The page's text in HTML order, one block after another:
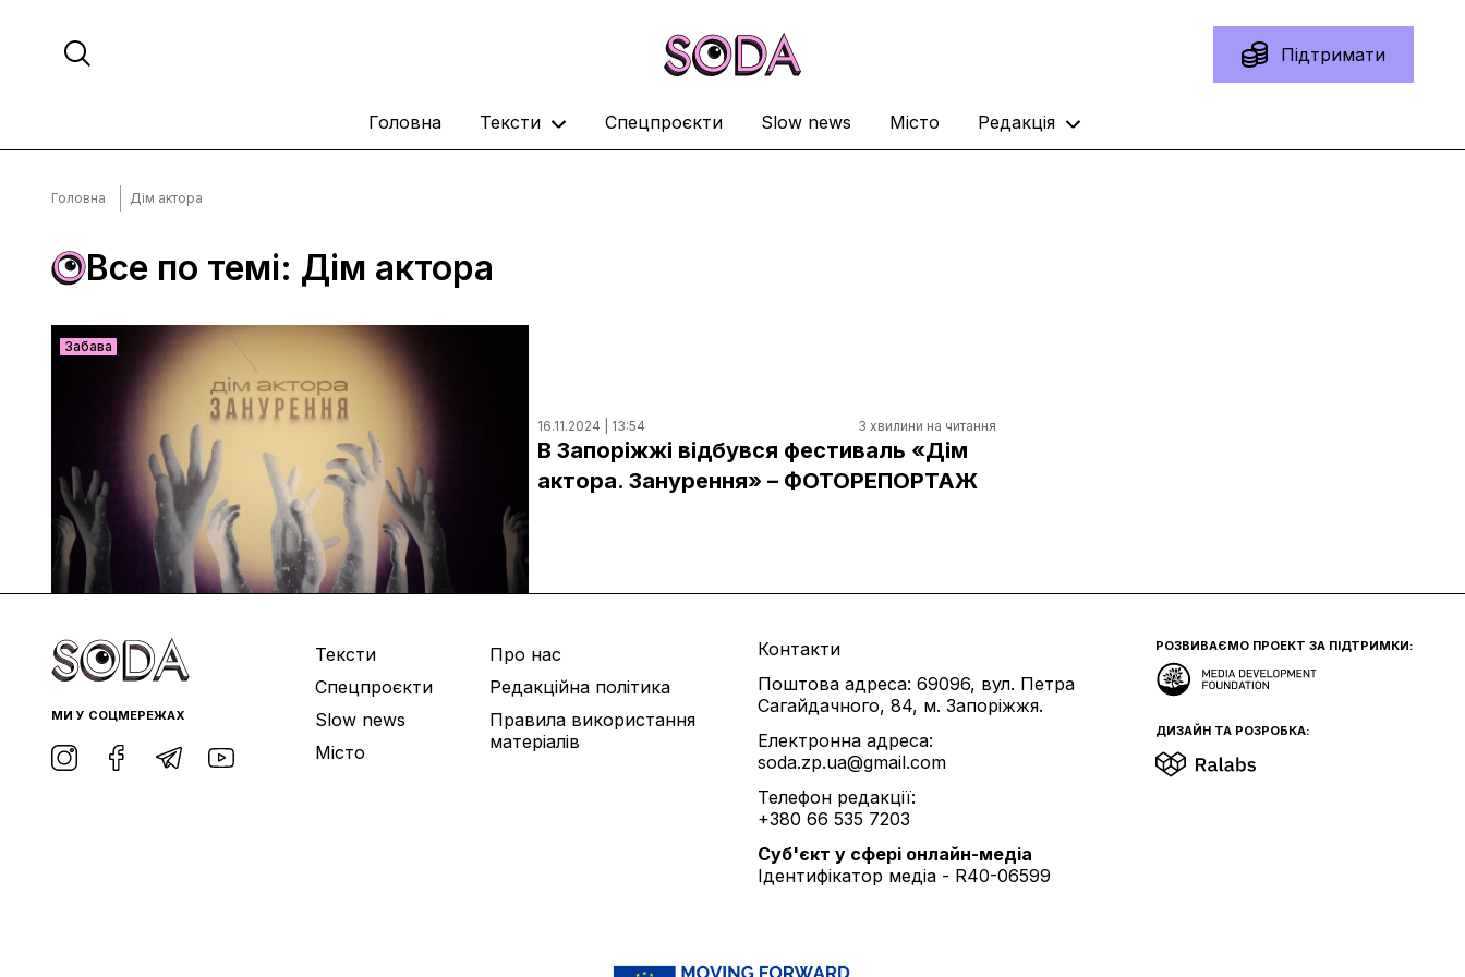
Підтримати
Головна Тексти Спецпроєкти Slow news Місто Редакція
Головна Дім актора
Все по темі: Дім актора
Забава
16.11.2024 | 13:54 3 хвилини на читання
В Запоріжжі відбувся фестиваль «Дім
актора. Занурення» – ФОТОРЕПОРТАЖ
МИ У СОЦМЕРЕЖАХ
Тексти
Спецпроєкти
Slow news
Місто
Про нас
Редакційна політика
Правила використання
матеріалів
Контакти
Поштова адреса: 69096, вул. Петра
Сагайдачного, 84, м. Запоріжжя.
Електронна адреса:
soda.zp.ua@gmail.com
Телефон редакції:
+380 66 535 7203
Cуб'єкт у сфері онлайн-медіа
Ідентифікатор медіа - R40-06599
РОЗВИВАЄМО ПРОЕКТ ЗА ПІДТРИМКИ:
ДИЗАЙН ТА РОЗРОБКА: